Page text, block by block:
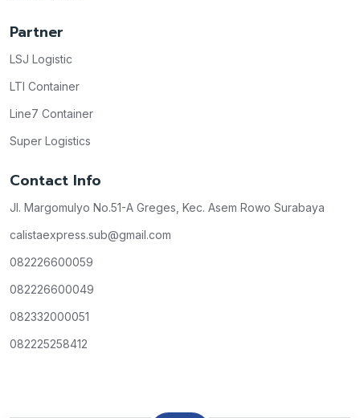
Partner
LSJ Logistic
LTI Container
Line7 Container
Super Logistics
Contact Info
Jl. Margomulyo No.51-A Greges, Kec. Asem Rowo Surabaya
calistaexpress.sub@gmail.com
082226600059
082226600049
082332000051
082225258412